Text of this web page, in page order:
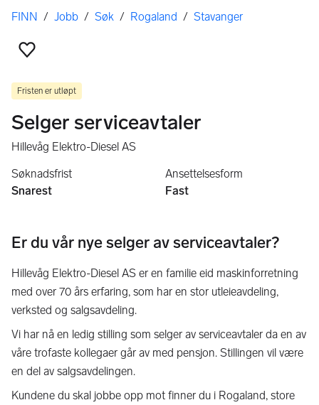
Her er du
FINN / Jobb / Søk / Rogaland / Stavanger
Fristen er utløpt
Selger serviceavtaler
Hillevåg Elektro-Diesel AS
Søknadsfrist
Snarest
Ansettelsesform
Fast
Er du vår nye selger av serviceavtaler?
Hillevåg Elektro-Diesel AS er en familie eid maskinforretning
med over 70 års erfaring, som har en stor utleieavdeling,
verksted og salgsavdeling.
Vi har nå en ledig stilling som selger av serviceavtaler da en av
våre trofaste kollegaer går av med pensjon. Stillingen vil være
en del av salgsavdelingen.
Kundene du skal jobbe opp mot finner du i Rogaland, store